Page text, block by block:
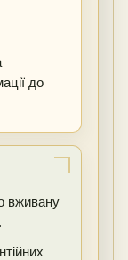
до
вживану